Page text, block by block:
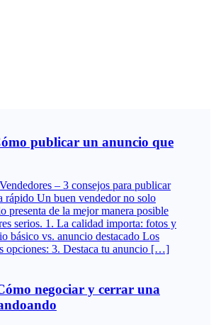
publicar un anuncio que
– 3 consejos para publicar
rápido Un buen vendedor no solo
presenta de la mejor manera posible
serios. 1. La calidad importa: fotos y
básico vs. anuncio destacado Los
opciones: 3. Destaca tu anuncio […]
negociar y cerrar una